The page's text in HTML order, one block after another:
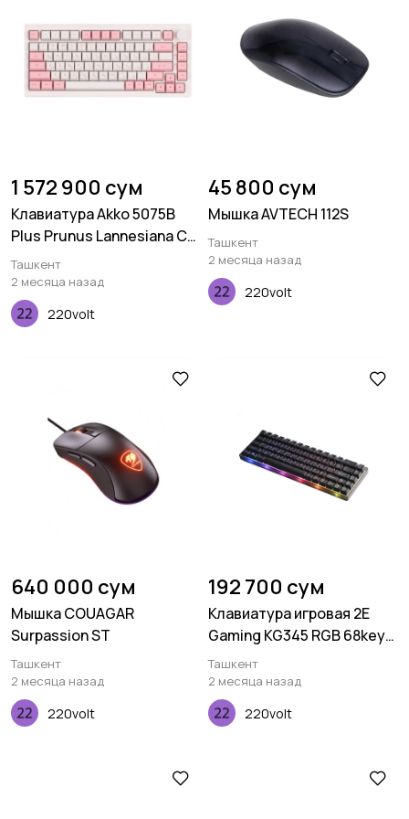
1 572 900 сум
Клавиатура Akko 5075B
Plus Prunus Lannesiana CS
Silver RGB
Ташкент
2 месяца назад
220volt
45 800 сум
Мышка AVTECH 112S
Ташкент
2 месяца назад
220volt
640 000 сум
Мышка COUAGAR
Surpassion ST
Ташкент
2 месяца назад
220volt
192 700 сум
Клавиатура игровая 2E
Gaming KG345 RGB 68key
USB Transparent
Ташкент
2 месяца назад
220volt